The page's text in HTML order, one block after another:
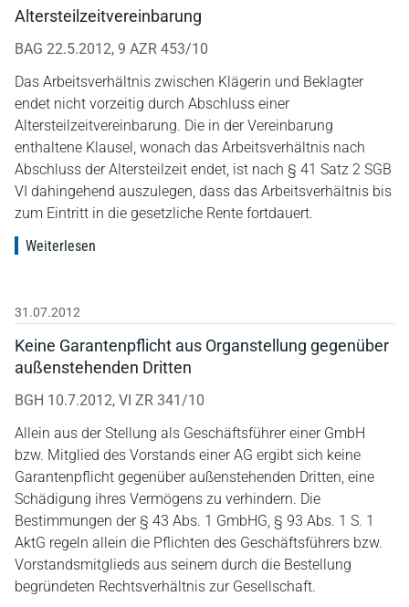
Altersteilzeitvereinbarung
BAG 22.5.2012, 9 AZR 453/10
Das Arbeitsverhältnis zwischen Klägerin und Beklagter
endet nicht vorzeitig durch Abschluss einer
Altersteilzeitvereinbarung. Die in der Vereinbarung
enthaltene Klausel, wonach das Arbeitsverhältnis nach
Abschluss der Altersteilzeit endet, ist nach § 41 Satz 2 SGB
VI dahingehend auszulegen, dass das Arbeitsverhältnis bis
zum Eintritt in die gesetzliche Rente fortdauert.
Weiterlesen
31.07.2012
Keine Garantenpflicht aus Organstellung gegenüber
außenstehenden Dritten
BGH 10.7.2012, VI ZR 341/10
Allein aus der Stellung als Geschäftsführer einer GmbH
bzw. Mitglied des Vorstands einer AG ergibt sich keine
Garantenpflicht gegenüber außenstehenden Dritten, eine
Schädigung ihres Vermögens zu verhindern. Die
Bestimmungen der § 43 Abs. 1 GmbHG, § 93 Abs. 1 S. 1
AktG regeln allein die Pflichten des Geschäftsführers bzw.
Vorstandsmitglieds aus seinem durch die Bestellung
begründeten Rechtsverhältnis zur Gesellschaft.